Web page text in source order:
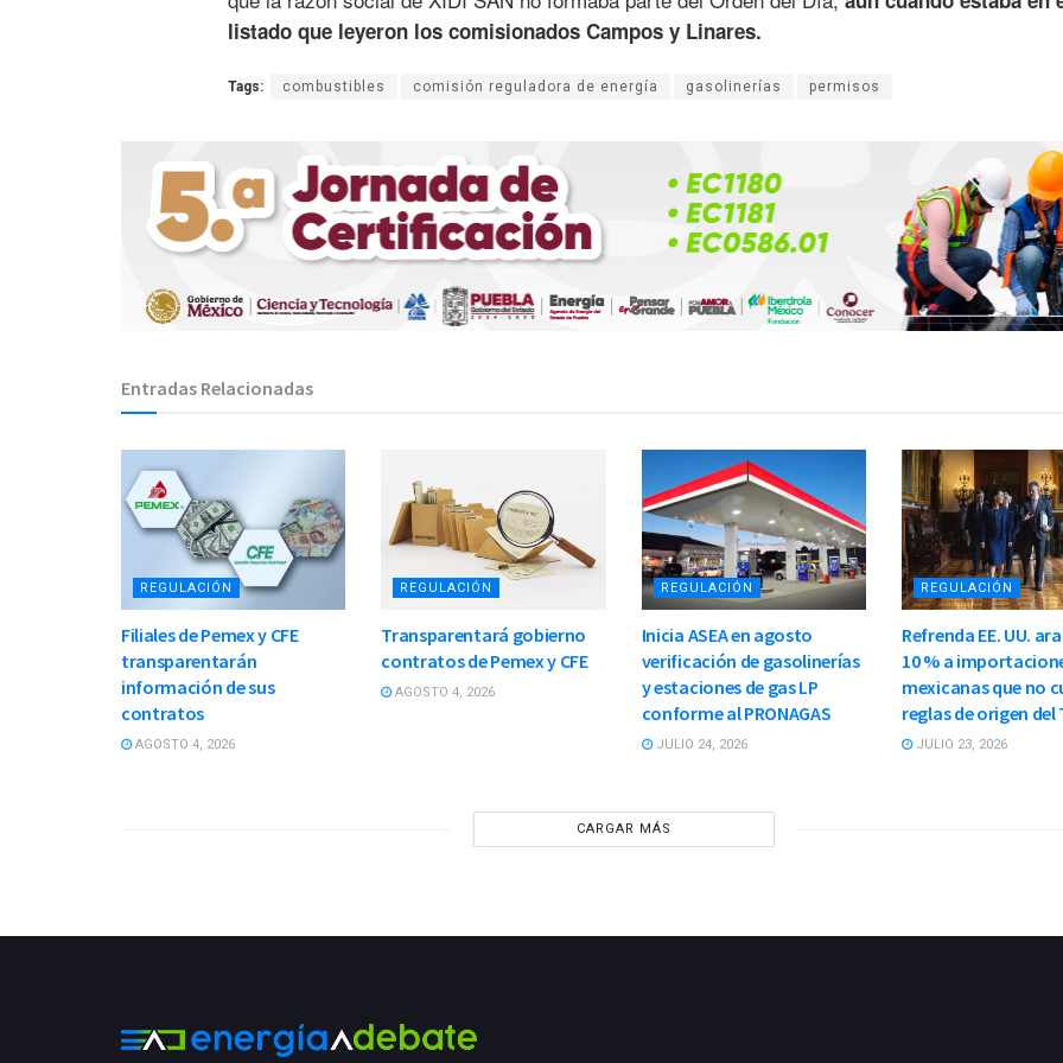
listado que leyeron los comisionados Campos y Linares.
Tags: combustibles comisión reguladora de energía gasolinerías permisos
Entradas Relacionadas
REGULACIÓN
Filiales de Pemex y CFE
transparentarán
información de sus
contratos
AGOSTO 4, 2026
REGULACIÓN
Transparentará gobierno
contratos de Pemex y CFE
AGOSTO 4, 2026
REGULACIÓN
Inicia ASEA en agosto
verificación de gasolinerías
y estaciones de gas LP
conforme al PRONAGAS
JULIO 24, 2026
REGULACIÓN
Refrenda EE. UU.
10 % a
mexicanas que no
reglas de origen del
JULIO 23, 2026
CARGAR MÁS